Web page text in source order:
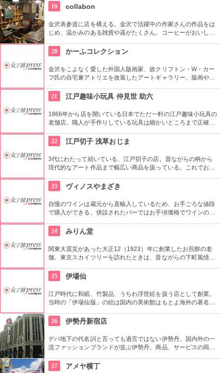
ュージアムが2013年オープンしました。予約なしで見学できる
ので是非足を運んでみてください。
19 collabon
金沢表参道に店を構える。金沢で活躍中の作家さんの作品をは
じめ、温かみのある雑貨や器がたくさん。コーヒーがおいしい
20
かーふコレクション
金沢をこよなく愛した外国人版画家、故クリフトン・W・カー
フ氏の自宅兼アトリエを改装したアートギャラリー。版画や墨
る。
21 江戸趣味小玩具 仲見世 助六
1866年から店を開いている日本でただ一軒の江戸趣味小玩具の
老舗店。職人が手作りしている玩具は細かいところまで正確に
22
江戸切子 浅草おじま
3代にわたって続いている、江戸切子の店。昔ながらの柄から
現代的なアート作品まで幅広い商品を扱っている。これでお酒
引き出物などにも最適。特注品も承っている。
23 ヴィノスやまざき
自慢のワインは蔵元から直輸入しているため、お手ごろな値段
で購入ができる。併設されたバーではお手頃価格でワインのテ
24
みりん堂
関東大震災があった大正12（1923）年に創業したお煎餅の老
舗。東京スカイツリーを訪れたときは、昔ながらの下町風情と
ではぬれ煎餅にアイスクリームをはさんだ「ぬれソフト」も人
気。
25 伊場仙
江戸時代に和紙、竹製品、うちわ浮世絵を扱う店として創業。
当時の「伊場仙版」の絵は国内の美術館はもとよ海外の著名美
などを取り扱っている。
26 伊勢丹新宿店
デパ地下の代名詞と言っても過言ではない伊勢丹。国内外の一
流ファッションブランドが並ぶ伊勢丹。商品、サービスの両面
とメンズ館があり、百貨店業界では衣料品の売上高日本一を誇
27 アメヤ横丁